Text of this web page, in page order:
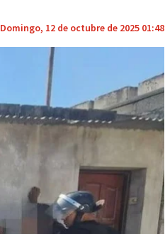
Domingo, 12 de octubre de 2025 01:48